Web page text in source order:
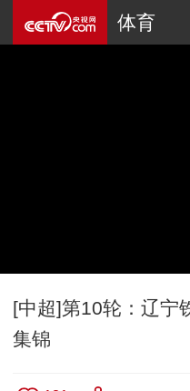
体育
[中超]第10轮：辽宁
集锦